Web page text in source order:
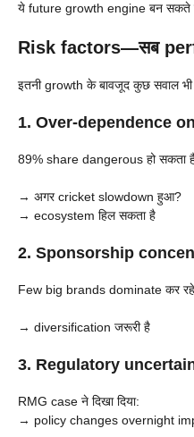
ये future growth engine बन सकते
Risk factors—सब
इतनी growth के बावजूद कुछ सवाल भी
1. Over-dependence
89% share dangerous हो सकता
→ अगर cricket slowdown हुआ?
→ ecosystem हिल सकता है
2. Sponsorship
Few big brands dominate कर
→ diversification जरूरी है
3. Regulatory
RMG case ने दिखा दिया:
→ policy changes overnight